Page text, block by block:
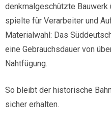
denkmalgeschützte Bauwerk
spielte für Verarbeiter und
Materialwahl: Das
eine Gebrauchsdauer von
Nahtfügung.
So bleibt der historische
sicher erhalten.